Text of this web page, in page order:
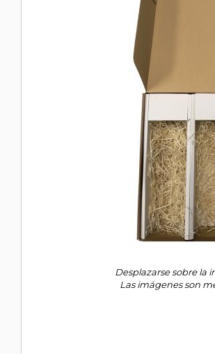
Desplazarse sobre la
Las imágenes son